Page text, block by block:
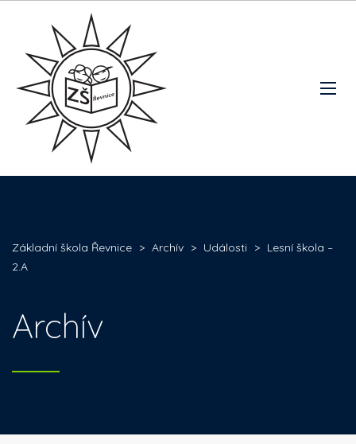
Základní škola Řevnice > Archív > Události > Lesní škola –
2.A
Archív